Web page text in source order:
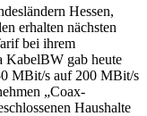
Hessen,
erhalten nächsten
bei ihrem
KabelBW gab heute
MBit/s auf 200 MBit/s
„Coax-
Haushalte